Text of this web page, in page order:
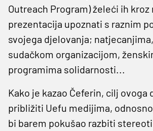
Outreach Program) želeći ih kroz
prezentacija upoznati s raznim
svojega djelovanja;
sudačkom organizacijom,
programima solidarnosti...
Kako je kazao Čeferin, cilj ovoga
približiti Uefu medijima,
bi barem pokušao razbiti